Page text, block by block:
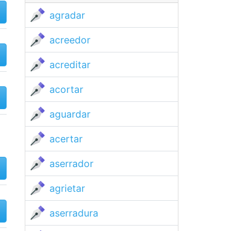
agradar
acreedor
acreditar
acortar
aguardar
acertar
aserrador
agrietar
aserradura